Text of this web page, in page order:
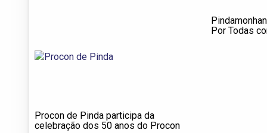
Procon de Pinda participa da
celebração dos 50 anos do Procon
Por Todas